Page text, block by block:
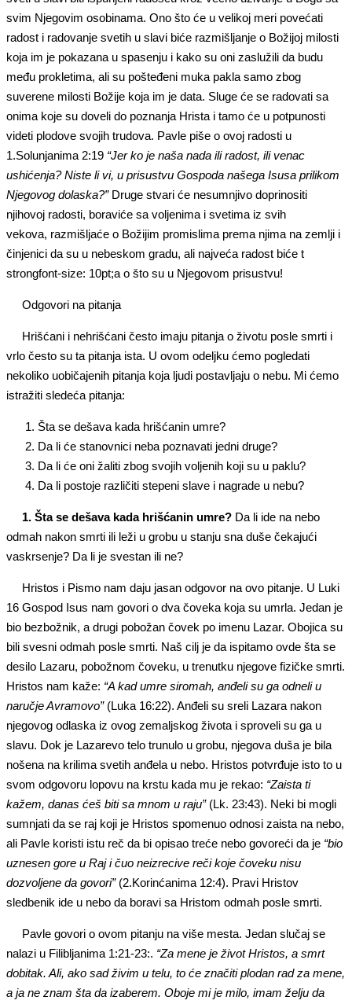
svim Njegovim osobinama. Ono što će u velikoj meri povećati
radost i radovanje svetih u slavi biće razmišljanje o Božijoj milosti
koja im je pokazana u spasenju i kako su oni zaslužili da budu
među prokletima, ali su pošteđeni muka pakla samo zbog
suverene milosti Božije koja im je data. Sluge će se radovati sa
onima koje su doveli do poznanja Hrista i tamo će u potpunosti
videti plodove svojih trudova. Pavle piše o ovoj radosti u
1.Solunjanima 2:19 “Jer ko je naša nada ili radost, ili venac
ushićenja? Niste li vi, u prisustvu Gospoda našega Isusa prilikom
Njegovog dolaska?”Druge stvari će nesumnjivo doprinositi
njihovoj radosti, boraviće sa voljenima i svetima iz svih
vekova, razmišljaće o Božijim promislima prema njima na zemlji i
činjenici da su u nebeskom gradu, ali najveća radost biće t
strongfont-size: 10pt;a o što su u Njegovom prisustvu!
Odgovori na pitanja
Hrišćani i nehrišćani često imaju pitanja o životu posle smrti i
vrlo često su ta pitanja ista. U ovom odeljku ćemo pogledati
nekoliko uobičajenih pitanja koja ljudi postavljaju o nebu. Mi ćemo
istražiti sledeća pitanja:
Šta se dešava kada hrišćanin umre?
Da li će stanovnici neba poznavati jedni druge?
Da li će oni žaliti zbog svojih voljenih koji su u paklu?
Da li postoje različiti stepeni slave i nagrade u nebu?
1. Šta se dešava kada hrišćanin umre? Da li ide na nebo
odmah nakon smrti ili leži u grobu u stanju sna duše čekajući
vaskrsenje? Da li je svestan ili ne?
Hristos i Pismo nam daju jasan odgovor na ovo pitanje. U Luki
16 Gospod Isus nam govori o dva čoveka koja su umrla. Jedan je
bio bezbožnik, a drugi pobožan čovek po imenu Lazar. Obojica su
bili svesni odmah posle smrti. Naš cilj je da ispitamo ovde šta se
desilo Lazaru, pobožnom čoveku, u trenutku njegove fizičke smrti.
Hristos nam kaže: “A kadumre siromah, anđeli su ga odneli u
naručje Avramovo”(Luka 16:22). Anđeli su sreli Lazara nakon
njegovog odlaska iz ovog zemaljskog života i sproveli su ga u
slavu. Dok je Lazarevo telo trunulo u grobu, njegova duša je bila
nošena na krilima svetih anđela u nebo. Hristos potvrđuje isto to u
svom odgovoru lopovu na krstu kada mu je rekao: “Zaista ti
kažem, danas ćeš biti sa mnom u raju”(Lk. 23:43). Neki bi mogli
sumnjati da se raj koji je Hristos spomenuo odnosi zaista na nebo,
ali Pavle koristi istu reč da bi opisao treće nebo govoreći da je “bio
uznesen gore u Raj i čuo neizrecive reči koje čoveku nisu
dozvoljene da govori”(2.Korinćanima 12:4). Pravi Hristov
sledbenik ide u nebo da boravi sa Hristom odmah posle smrti.
Pavle govori o ovom pitanju na više mesta. Jedan slučaj se
nalazi u Filibljanima 1:21-23:. “Za mene je život Hristos, a smrt
dobitak. Ali, ako sad živim u telu, to će značiti plodan rad za mene,
a ja ne znam šta da izaberem. Oboje mi je milo, imam želju da